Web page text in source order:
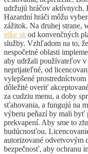
udržujú hráčov aktívnych.
Hazardní hráči môžu
zážitok. Na druhej strane,
nike sk od konvenčných
služby. Vzhľadom na to,
nespočetné oblasti
aby udržali používateľov v
neprijateľné, od
vylepšené
dôležité overiť
za cudziu menu, a doby
sťahovania, a fungujú na
výberu peňazí by mali byť
prekvapení. Aby sme to
budúcnosťou.
autorizované odvetvovým
bezpečnosť, aby ochranu